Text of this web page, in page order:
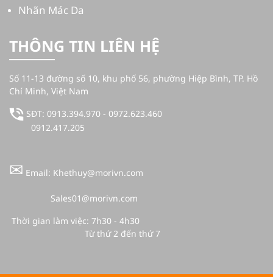
Nhãn Mác Da
THÔNG TIN LIÊN HỆ
Số 11-13 đường số 10, khu phố 56, phường Hiệp Bình, TP. Hồ
Chí Minh, Việt Nam
SĐT: 0913.394.970 - 0972.623.460
0912.417.205
✉ Email: Khethuy@morivn.com
Sales01@morivn.com
Thời gian làm việc: 7h30 - 4h30
Từ thứ 2 đến thứ 7